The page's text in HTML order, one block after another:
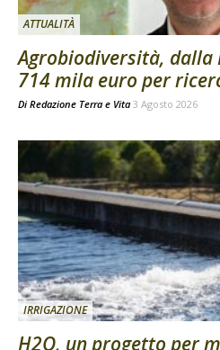
ATTUALITÀ
Agrobiodiversità,
714 mila euro per
Di Redazione Terra e Vita 3 Agosto 2026
IRRIGAZIONE
H2O, un progetto per